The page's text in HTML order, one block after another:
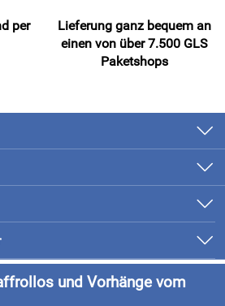
per
Lieferung ganz bequem an
einen von über 7.500 GLS
Paketshops
und Vorhänge vom